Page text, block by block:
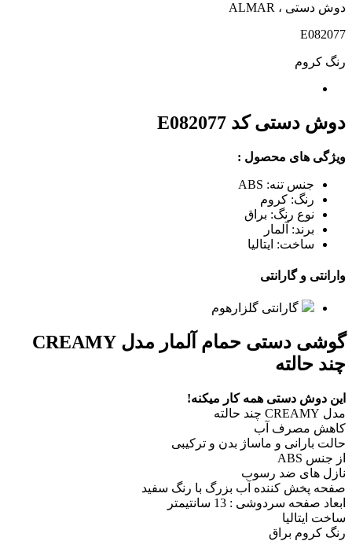
دوش دستی ، ALMAR
E082077
رنگ کروم
دوش دستی کد E082077
ویژگی های محصول :
جنس تنه: ABS
رنگ: کروم
نوع رنگ: براق
برند: آلمار
ساخت: ایتالیا
وارانتی و گارانتی
گارانتی گلزارهوم
گوشی دستی حمام آلمار مدل CREAMY
چند حالته
این دوش دستی همه کار میکنه!
مدل CREAMY چند حالته
کاهش مصرف آب
حالت بارانی و ماساژ بدن و ترکیبی
از جنس ABS
نازل های ضد رسوب
صفحه پخش کننده آب بزرگ با رنگ سفید
ابعاد صفحه سردوشی : 13 سانتیمتر
ساخت ایتالیا
رنگ کروم براق